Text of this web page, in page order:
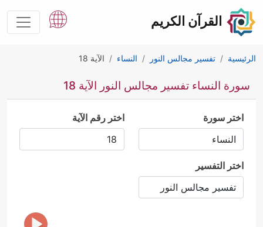
القرآن الكريم
الرئيسية تفسير مجالس النور النساء الآية 18
سورة النساء تفسير مجالس النور الآية 18
اختر سورة اختر رقم الآية
اختر التفسير